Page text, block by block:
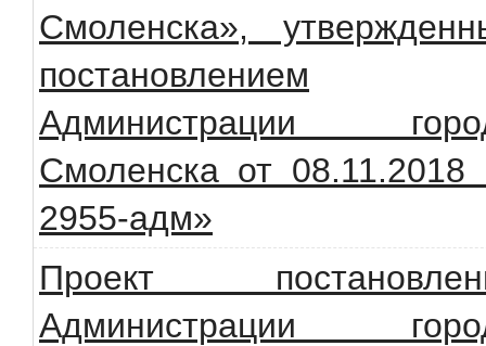
Смоленска»,
постановлением
Администрации
Смоленска от
2955-адм»
Проект
Администрации